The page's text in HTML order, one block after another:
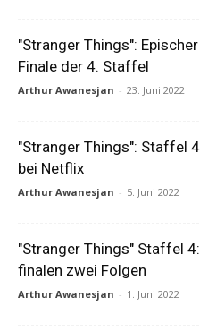
"Stranger Things":
Finale der 4. Staffel
Arthur Awanesjan - 23. Juni 2022
"Stranger Things": Staffel
bei Netflix
Arthur Awanesjan - 5. Juni 2022
"Stranger Things" Staffel
finalen zwei Folgen
Arthur Awanesjan - 1. Juni 2022